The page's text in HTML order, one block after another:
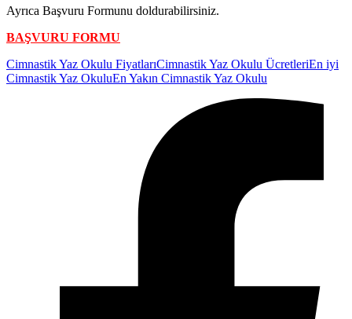
Ayrıca Başvuru Formunu doldurabilirsiniz.
BAŞVURU FORMU
Etiketler:
Cimnastik Yaz Okulu FiyatlarıCimnastik Yaz Okulu ÜcretleriEn iyi
Cimnastik Yaz OkuluEn Yakın Cimnastik Yaz Okulu